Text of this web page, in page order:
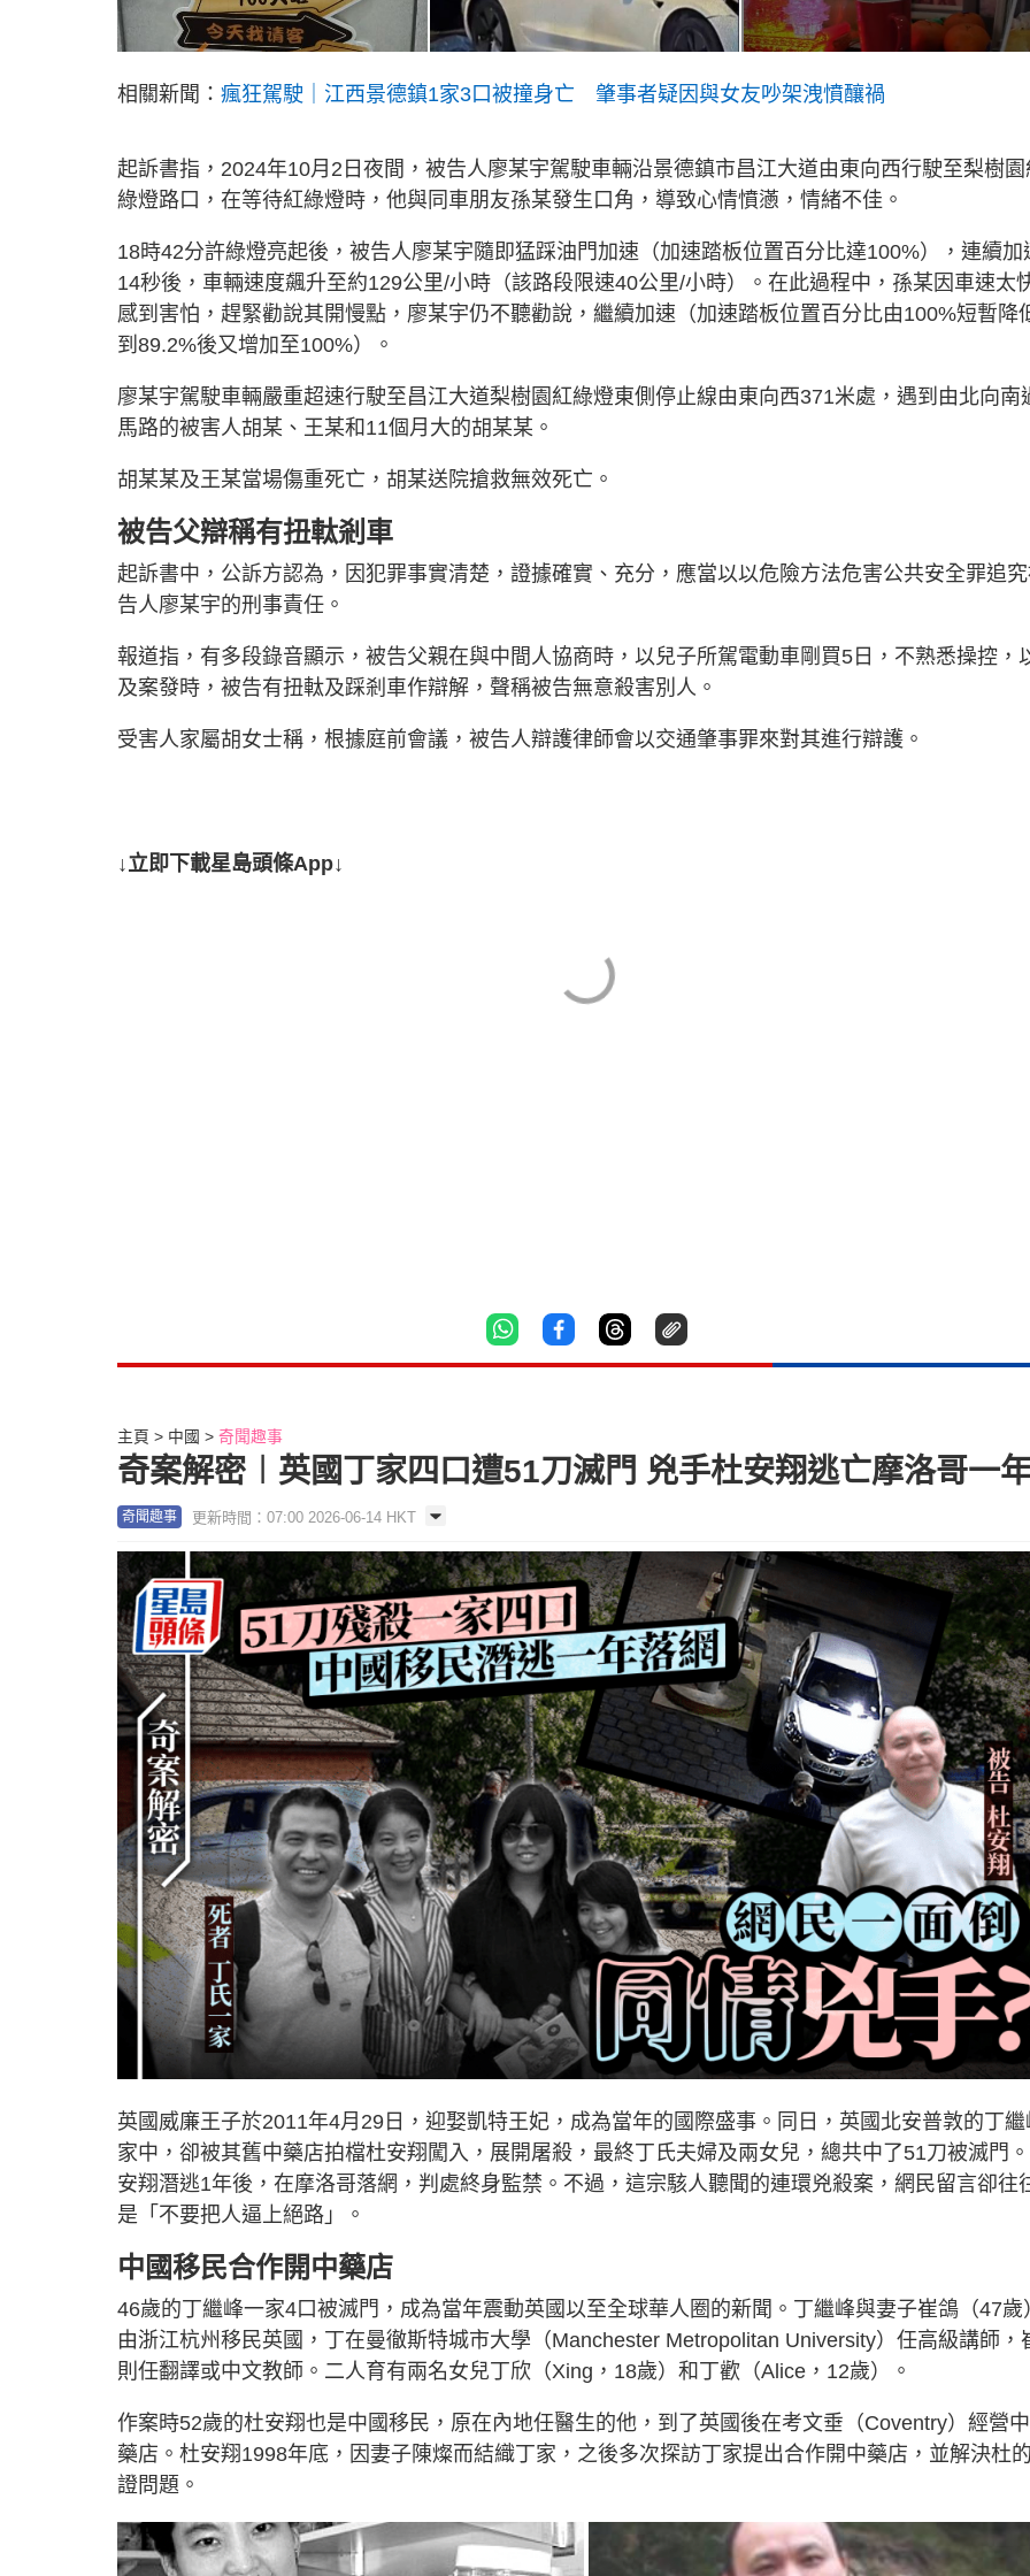
相關新聞： 瘋狂駕駛｜江西景德鎮1家3口被撞身亡 肇事者疑因與女友吵架洩憤釀禍
起訴書指，2024年10月2日夜間，被告人廖某宇駕駛車輛沿景德鎮市昌江大道由東向西行駛至梨樹園
綠燈路口，在等待紅綠燈時，他與同車朋友孫某發生口角，導致心情憤懣，情緒不佳。
18時42分許綠燈亮起後，被告人廖某宇隨即猛踩油門加速（加速踏板位置百分比達100%），連續加
14秒後，車輛速度飆升至約129公里/小時（該路段限速40公里/小時）。在此過程中，孫某因車速太
感到害怕，趕緊勸說其開慢點，廖某宇仍不聽勸說，繼續加速（加速踏板位置百分比由100%短暫降
到89.2%後又增加至100%）。
廖某宇駕駛車輛嚴重超速行駛至昌江大道梨樹園紅綠燈東側停止線由東向西371米處，遇到由北向南
馬路的被害人胡某、王某和11個月大的胡某某。
胡某某及王某當場傷重死亡，胡某送院搶救無效死亡。
被告父辯稱有扭軚剎車
起訴書中，公訴方認為，因犯罪事實清楚，證據確實、充分，應當以以危險方法危害公共安全罪追
告人廖某宇的刑事責任。
報道指，有多段錄音顯示，被告父親在與中間人協商時，以兒子所駕電動車剛買5日，不熟悉操控，
及案發時，被告有扭軚及踩剎車作辯解，聲稱被告無意殺害別人。
受害人家屬胡女士稱，根據庭前會議，被告人辯護律師會以交通肇事罪來對其進行辯護。
↓立即下載星島頭條App↓
主頁 中國 奇聞趣事
奇案解密︱英國丁家四口遭51刀滅門 兇手杜安翔逃亡摩洛哥一
奇聞趣事 更新時間：07:00 2026-06-14 HKT
英國威廉王子於2011年4月29日，迎娶凱特王妃，成為當年的國際盛事。同日，英國北安普敦的丁繼
家中，卻被其舊中藥店拍檔杜安翔闖入，展開屠殺，最終丁氏夫婦及兩女兒，總共中了51刀被滅門
安翔潛逃1年後，在摩洛哥落網，判處終身監禁。不過，這宗駭人聽聞的連環兇殺案，網民留言卻往
是「不要把人逼上絕路」。
中國移民合作開中藥店
46歲的丁繼峰一家4口被滅門，成為當年震動英國以至全球華人圈的新聞。丁繼峰與妻子崔鴿（47歲
由浙江杭州移民英國，丁在曼徹斯特城市大學（Manchester Metropolitan University）任高級講師，
則任翻譯或中文教師。二人育有兩名女兒丁欣（Xing，18歲）和丁歡（Alice，12歲）。
作案時52歲的杜安翔也是中國移民，原在內地任醫生的他，到了英國後在考文垂（Coventry）經營
藥店。杜安翔1998年底，因妻子陳燦而結織丁家，之後多次探訪丁家提出合作開中藥店，並解決杜
證問題。